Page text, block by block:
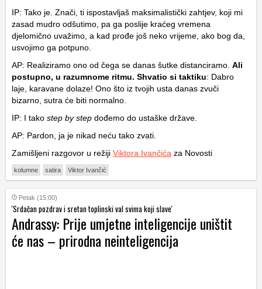
IP: Tako je. Znači, ti ispostavljaš maksimalistički zahtjev, koji mi
zasad mudro odšutimo, pa ga poslije kraćeg vremena
djelomično uvažimo, a kad prođe još neko vrijeme, ako bog da,
usvojimo ga potpuno.
AP: Realiziramo ono od čega se danas šutke distanciramo. Ali
postupno, u razumnome ritmu. Shvatio si taktiku: Dabro
laje, karavane dolaze! Ono što iz tvojih usta danas zvuči
bizarno, sutra će biti normalno.
IP: I tako step by step dođemo do ustaške države.
AP: Pardon, ja je nikad neću tako zvati.
Zamišljeni razgovor u režiji Viktora Ivančića za Novosti
kolumne satira Viktor Ivančić
Petak (15:00)
'Srdačan pozdrav i sretan toplinski val svima koji slave'
Andrassy: Prije umjetne inteligencije uništit
će nas – prirodna neinteligencija